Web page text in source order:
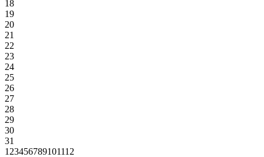
18
19
20
21
22
23
24
25
26
27
28
29
30
31
1 23456789101112